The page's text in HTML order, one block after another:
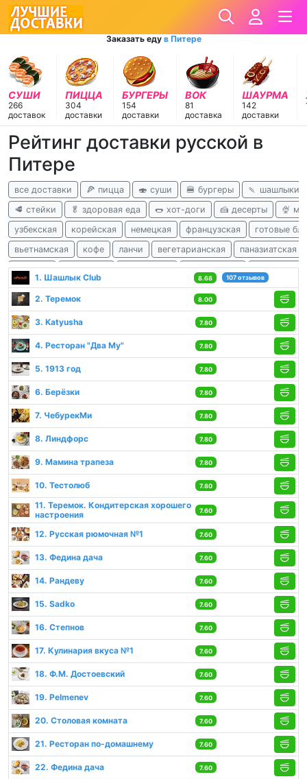
Заказать еду в Питере
СУШИ
266
доставок
ПИЦЦА
304
доставки
БУРГЕРЫ
154
доставки
ВОК
81
доставка
ШАУРМА
142
доставки
Рейтинг доставки русской в
Питере
все доставки 🍕 пицца 🍣 суши 🍔 бургеры
🍡 шашлыки
🥩 стейки
🥬 здоровая еда 🌭 хот-доги 🍰 десерты
🍨
узбекская
корейская немецкая французская
готовые
вьетнамская
кофе ланчи вегетарианская
паназиатская
чешская
испанская перуанская израильская
1. Шашлык Club
8.68 107 отзывов
2. Теремок 8.00
3. Katyusha 7.80
4. Ресторан "Два Му" 7.80
5. 1913 год 7.80
6. Берёзки 7.80
7. ЧебурекМи 7.80
8. Линдфорс 7.80
9. Мамина трапеза 7.80
10. Тестолюб 7.80
11. Теремок. Кондитерская хорошего
настроения
7.60
12. Русская рюмочная №1 7.60
13. Федина дача 7.60
14. Рандеву 7.60
15. Sadko 7.60
16. Степнов 7.60
17. Кулинария вкуса №1 7.60
18. Ф.М. Достоевский 7.60
19. Pelmenev 7.60
20. Столовая комната 7.60
21. Ресторан по-домашнему 7.60
22. Федина дача 7.60